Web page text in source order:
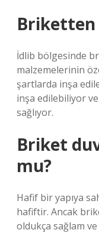
Briketten
İdlib bölgesinde
malzemelerinin
şartlarda inşa
inşa edilebiliyor
sağlıyor.
Briket
mu?
Hafif bir yapıya
hafiftir. Ancak
oldukça sağlam ve